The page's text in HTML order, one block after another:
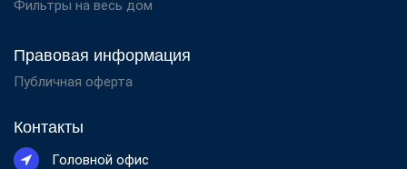
Фильтры на весь дом
Правовая информация
Публичная оферта
Контакты
Головной офис